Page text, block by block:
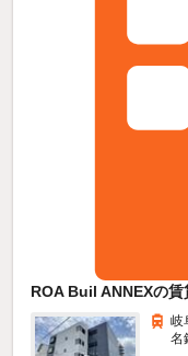
ROA Buil ANNEXの賃
岐
名